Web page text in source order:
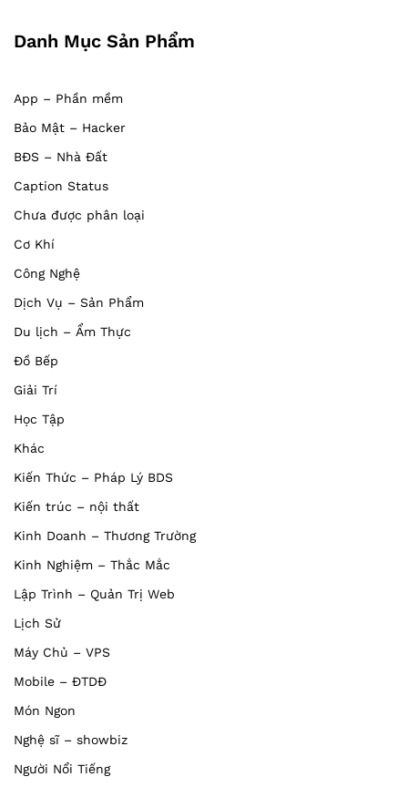
Danh Mục Sản Phẩm
App – Phần mềm
Bảo Mật – Hacker
BĐS – Nhà Đất
Caption Status
Chưa được phân loại
Cơ Khí
Công Nghệ
Dịch Vụ – Sản Phẩm
Du lịch – Ẩm Thực
Đồ Bếp
Giải Trí
Học Tập
Khác
Kiến Thức – Pháp Lý BDS
Kiến trúc – nội thất
Kinh Doanh – Thương Trường
Kinh Nghiệm – Thắc Mắc
Lập Trình – Quản Trị Web
Lịch Sử
Máy Chủ – VPS
Mobile – ĐTDĐ
Món Ngon
Nghệ sĩ – showbiz
Người Nổi Tiếng